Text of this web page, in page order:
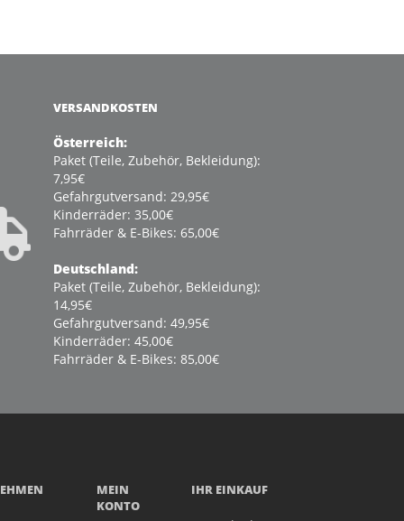
VERSANDKOSTEN
Österreich:
Paket (Teile, Zubehör, Bekleidung):
7,95€
Gefahrgutversand: 29,95€
Kinderräder: 35,00€
Fahrräder & E-Bikes: 65,00€
Deutschland:
Paket (Teile, Zubehör, Bekleidung):
14,95€
Gefahrgutversand: 49,95€
Kinderräder: 45,00€
Fahrräder & E-Bikes: 85,00€
MEIN
KONTO
IHR EINKAUF